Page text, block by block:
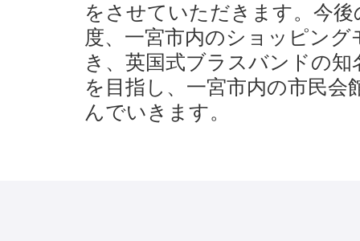
をさせていただきます。今
度、一宮市内のショッピン
き、英国式ブラスバンドの
を目指し、一宮市内の市民会
んでいきます。